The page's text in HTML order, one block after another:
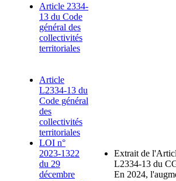
Article 2334-
13 du Code
général des
collectivités
territoriales
Article
L2334-13 du
Code général
des
collectivités
territoriales
LOI n°
2023-1322
du 29
décembre
Extrait de
L2334-13 du
En 2024,